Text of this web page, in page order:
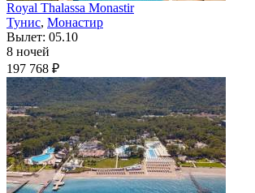
Royal Thalassa Monastir
Тунис, Монастир
Вылет: 05.10
8 ночей
197 768 ₽